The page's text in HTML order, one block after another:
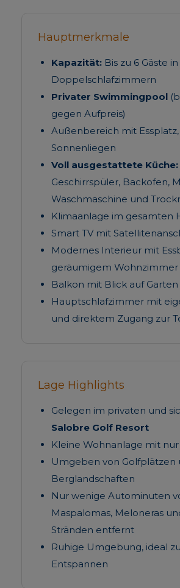
Hauptmerkmale
Kapazität: Bis zu 6 Gäste in
Doppelschlafzimmern
Privater Swimmingpool
gegen Aufpreis)
Außenbereich mit Essplatz,
Sonnenliegen
Voll ausgestattete Küche:
Geschirrspüler, Backofen,
Waschmaschine und
Klimaanlage im gesamten
Smart TV mit
Modernes Interieur mit
geräumigem Wohnzimmer
Balkon mit Blick auf
Hauptschlafzimmer mit
und direktem Zugang zur
Lage Highlights
Gelegen im privaten und
Salobre Golf Resort
Kleine Wohnanlage mit nur
Umgeben von Golfplätzen
Berglandschaften
Nur wenige Autominuten
Maspalomas, Meloneras
Stränden entfernt
Ruhige Umgebung, ideal
Entspannen